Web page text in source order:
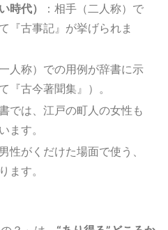
時代）
：相手（二人称）で
『古事記』が挙げられま
人称）での用例が辞書に示
『古今著聞集』）。
書では、江戸の町人の女性も
ます。
性がくだけた場面で使う、
ます。